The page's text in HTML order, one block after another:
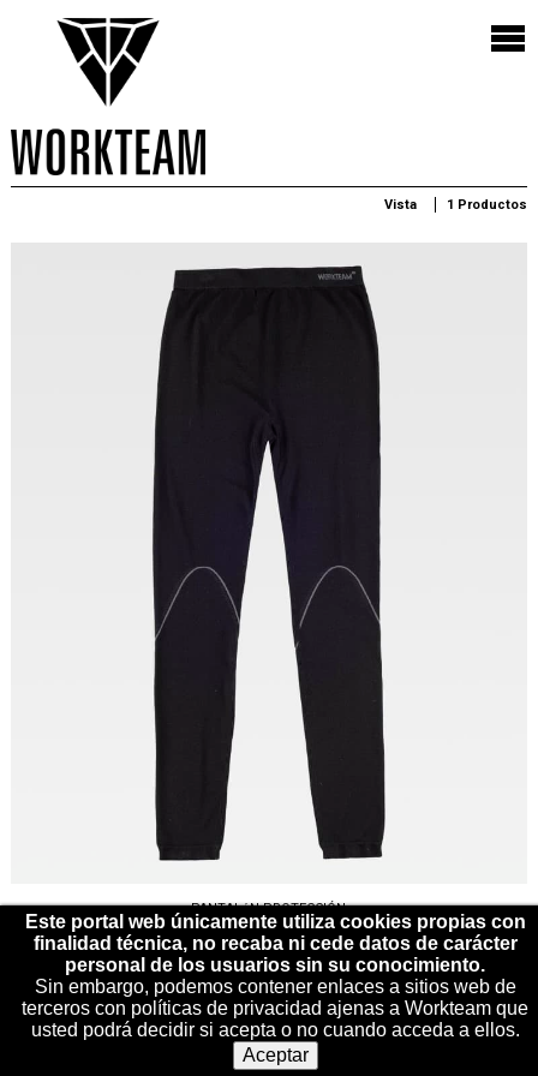
Vista 1 Productos
PANTALóN PROTECCIÓN
REF: WFA011
Este portal web únicamente utiliza cookies propias con
finalidad técnica, no recaba ni cede datos de carácter
personal de los usuarios sin su conocimiento.
Sin embargo, podemos contener enlaces a sitios web de
terceros con políticas de privacidad ajenas a Workteam que
usted podrá decidir si acepta o no cuando acceda a ellos.
Aceptar